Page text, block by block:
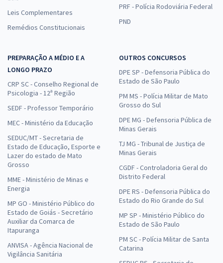
Leis Complementares
Remédios Constitucionais
PRF - Polícia Rodoviária Federal
PND
PREPARAÇÃO A MÉDIO E A
LONGO PRAZO
CRP SC - Conselho Regional de
Psicologia - 12ª Região
SEDF - Professor Temporário
MEC - Ministério da Educação
SEDUC/MT - Secretaria de
Estado de Educação, Esporte e
Lazer do estado de Mato
Grosso
MME - Ministério de Minas e
Energia
MP GO - Ministério Público do
Estado de Goiás - Secretário
Auxiliar da Comarca de
Itapuranga
ANVISA - Agência Nacional de
Vigilância Sanitária
OUTROS CONCURSOS
DPE SP - Defensoria Pública do
Estado de São Paulo
PM MS - Polícia Militar de Mato
Grosso do Sul
DPE MG - Defensoria Pública de
Minas Gerais
TJ MG - Tribunal de Justiça de
Minas Gerais
CGDF - Controladoria Geral do
Distrito Federal
DPE RS - Defensoria Pública do
Estado do Rio Grande do Sul
MP SP - Ministério Público do
Estado de São Paulo
PM SC - Polícia Militar de Santa
Catarina